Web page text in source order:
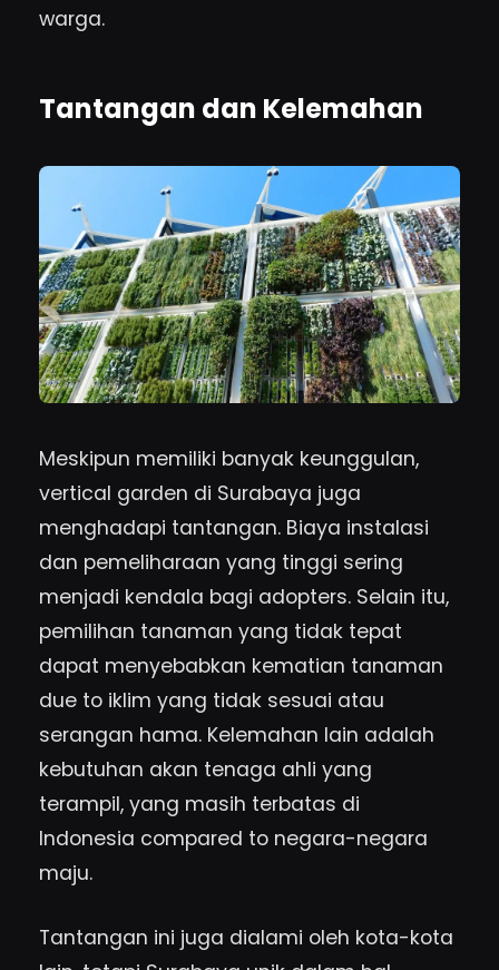
warga.
Tantangan dan Kelemahan
Meskipun memiliki banyak keunggulan,
vertical garden di Surabaya juga
menghadapi tantangan. Biaya instalasi
dan pemeliharaan yang tinggi sering
menjadi kendala bagi adopters. Selain itu,
pemilihan tanaman yang tidak tepat
dapat menyebabkan kematian tanaman
due to iklim yang tidak sesuai atau
serangan hama. Kelemahan lain adalah
kebutuhan akan tenaga ahli yang
terampil, yang masih terbatas di
Indonesia compared to negara-negara
maju.
Tantangan ini juga dialami oleh kota-kota